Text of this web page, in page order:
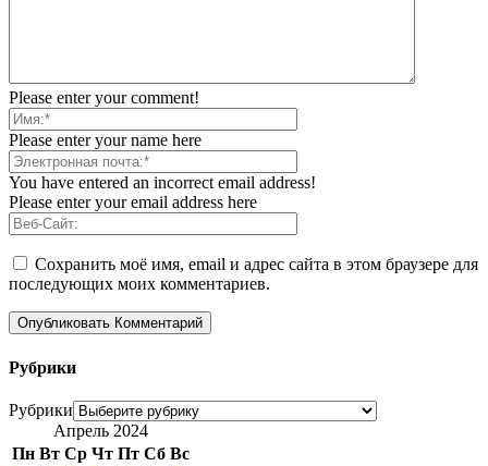
Please enter your comment!
Please enter your name here
You have entered an incorrect email address!
Please enter your email address here
Сохранить моё имя, email и адрес сайта в этом браузере для
последующих моих комментариев.
Рубрики
Рубрики
Апрель 2024
Пн Вт Ср Чт Пт Сб Вс